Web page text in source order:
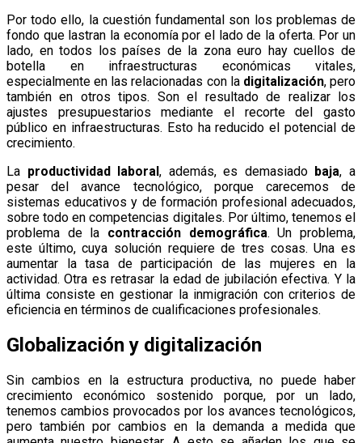
Por todo ello, la cuestión fundamental son los problemas de
fondo que lastran la economía por el lado de la oferta. Por un
lado, en todos los países de la zona euro hay cuellos de
botella en infraestructuras económicas vitales,
especialmente en las relacionadas con la digitalización, pero
también en otros tipos. Son el resultado de realizar los
ajustes presupuestarios mediante el recorte del gasto
público en infraestructuras. Esto ha reducido el potencial de
crecimiento.
La productividad laboral, además, es demasiado baja, a
pesar del avance tecnológico, porque carecemos de
sistemas educativos y de formación profesional adecuados,
sobre todo en competencias digitales. Por último, tenemos el
problema de la contracción demográfica. Un problema,
este último, cuya solución requiere de tres cosas. Una es
aumentar la tasa de participación de las mujeres en la
actividad. Otra es retrasar la edad de jubilación efectiva. Y la
última consiste en gestionar la inmigración con criterios de
eficiencia en términos de cualificaciones profesionales.
Globalización y digitalización
Sin cambios en la estructura productiva, no puede haber
crecimiento económico sostenido porque, por un lado,
tenemos cambios provocados por los avances tecnológicos,
pero también por cambios en la demanda a medida que